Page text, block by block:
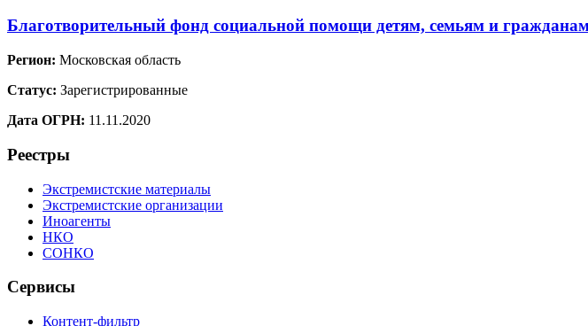
Благотворительный фонд социальной помощи детям, семьям и
Регион: Московская область
Статус: Зарегистрированные
Дата ОГРН: 11.11.2020
Реестры
Экстремистские материалы
Экстремистские организации
Иноагенты
НКО
СОНКО
Сервисы
Контент-фильтр